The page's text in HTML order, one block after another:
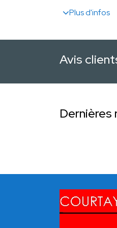
Plus d'infos
Avis
Dernières